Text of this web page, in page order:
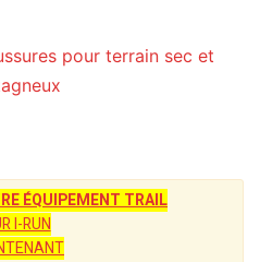
pour terrain sec et
ÉQUIPEMENT TRAIL
I-RUN